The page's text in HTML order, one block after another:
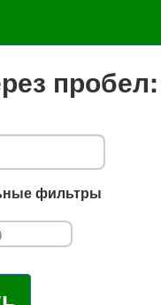
пробел:
фильтры